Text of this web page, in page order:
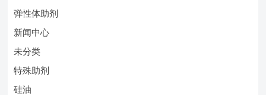
弹性体助剂
新闻中心
未分类
特殊助剂
硅油